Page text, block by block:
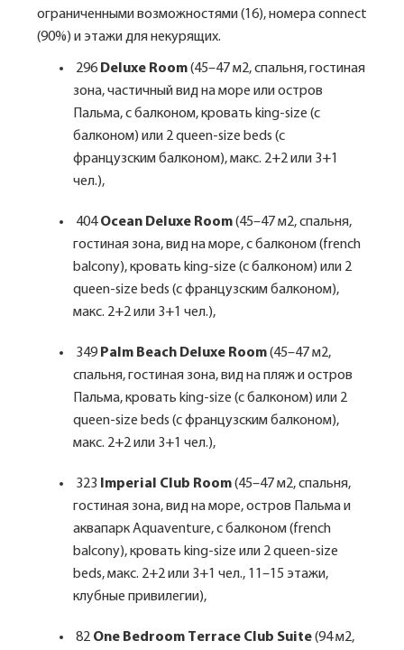
ограниченными возможностями (16), номера connect
(90%) и этажи для некурящих.
296 Deluxe Room(45–47 м2, спальня, гостиная
зона, частичный вид на море или остров
Пальма, с балконом, кровать king-size (с
балконом) или 2 queen-size beds (c
французским балконом), макс. 2+2 или 3+1
чел.),
404Ocean Deluxe Room(45–47 м2, спальня,
гостиная зона, вид на море, с балконом (french
balcony), кровать king-size (с балконом) или 2
queen-size beds (c французским балконом),
макс. 2+2 или 3+1 чел.),
349 Palm Beach Deluxe Room(45–47 м2,
спальня, гостиная зона, вид на пляж и остров
Пальма, кровать king-size (с балконом) или 2
queen-size beds (c французским балконом),
макс. 2+2 или 3+1 чел.),
323 Imperial Club Room(45–47 м2, спальня,
гостиная зона, вид на море, остров Пальма и
аквапарк Aquaventure, с балконом (french
balcony), кровать king-size или 2 queen-size
beds, макс. 2+2 или 3+1 чел., 11–15 этажи,
клубные привилегии),
82 One Bedroom Тerrace Club Suite(94 м2,